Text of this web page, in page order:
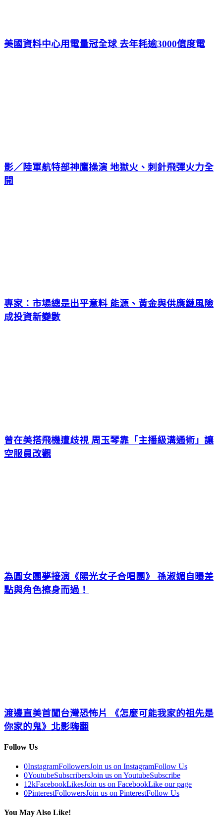
美國資料中心用電量冠全球 去年耗逾3000億度電
影／陸軍航特部神鷹操演 地獄火、刺針飛彈火力全
開
專家：市場總是出乎意料 能源、黃金與供應鏈風險
成投資新變數
曾在美搭飛機遭歧視 周玉琴靠「主播級溝通術」讓
空服員改觀
為圓女團夢接演《陽光女子合唱團》 孫淑媚自曝差
點與角色擦身而過！
渡邊直美首闖台灣恐怖片 《怎麼可能我家的祖先是
你家的鬼》北影嗨翻
Follow Us
0InstagramFollowersJoin us on InstagramFollow Us
0YoutubeSubscribersJoin us on YoutubeSubscribe
12kFacebookLikesJoin us on FacebookLike our page
0PinterestFollowersJoin us on PinterestFollow Us
You May Also Like!